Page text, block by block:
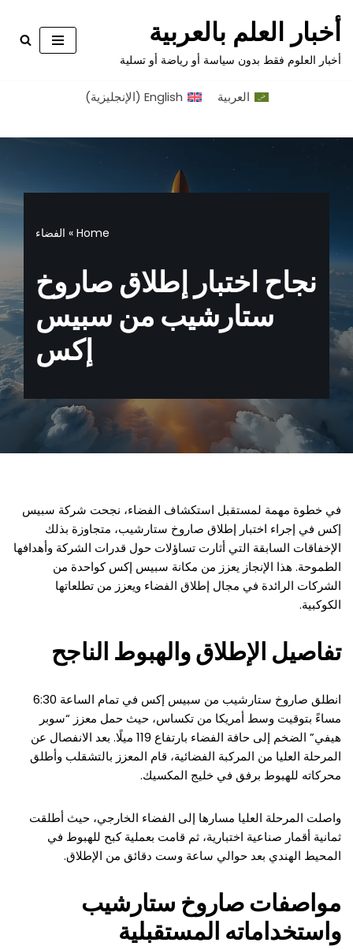
تخطى
إلى
أخبار العلم بالعربية
أخبار العلوم فقط بدون سياسة أو رياضة أو تسلية
العربية English
(الإنجليزية)
Home
» الفضاء
نجاح اختبار إطلاق صاروخ
ستارشيب من سبيس
إكس
في خطوة مهمة لمستقبل استكشاف الفضاء، نجحت شركة سبيس
إكس في إجراء اختبار إطلاق صاروخ ستارشيب، متجاوزة بذلك
الإخفاقات السابقة التي أثارت تساؤلات حول قدرات الشركة وأهدافها
الطموحة. هذا الإنجاز يعزز من مكانة سبيس إكس كواحدة من
الشركات الرائدة في مجال إطلاق الفضاء ويعزز من تطلعاتها
الكوكبية.
تفاصيل الإطلاق والهبوط الناجح
انطلق صاروخ ستارشيب من سبيس إكس في تمام الساعة 6:30
مساءً بتوقيت وسط أمريكا من تكساس، حيث حمل معزز “سوبر
هيفي” الضخم إلى حافة الفضاء بارتفاع 119 ميلًا. بعد الانفصال عن
المرحلة العليا من المركبة الفضائية، قام المعزز بالتشقلب وأطلق
محركاته للهبوط برفق في خليج المكسيك.
واصلت المرحلة العليا مسارها إلى الفضاء الخارجي، حيث أطلقت
ثمانية أقمار صناعية اختبارية، ثم قامت بعملية كبح للهبوط في
المحيط الهندي بعد حوالي ساعة وست دقائق من الإطلاق.
مواصفات صاروخ ستارشيب
واستخداماته المستقبلية